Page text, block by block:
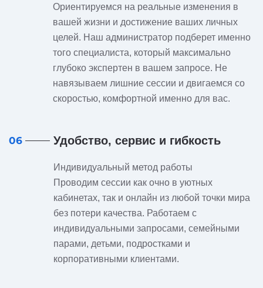
Ориентируемся на реальные изменения в
вашей жизни и достижение ваших личных
целей. Наш администратор подберет именно
того специалиста, который максимально
глубоко экспертен в вашем запросе. Не
навязываем лишние сессии и двигаемся со
скоростью, комфортной именно для вас.
06 Удобство, сервис и гибкость
Индивидуальный метод работы
Проводим сессии как очно в уютных
кабинетах, так и онлайн из любой точки мира
без потери качества. Работаем с
индивидуальными запросами, семейными
парами, детьми, подростками и
корпоративными клиентами.